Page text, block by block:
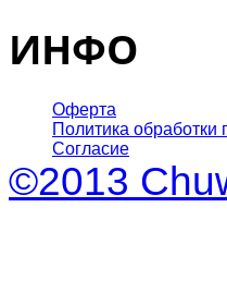
ИНФО
Оферта
Политика
Согласие
©2013